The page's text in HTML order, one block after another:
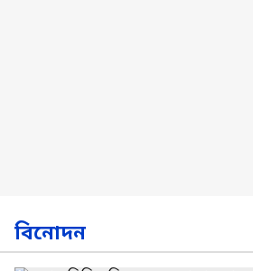
বিনোদন